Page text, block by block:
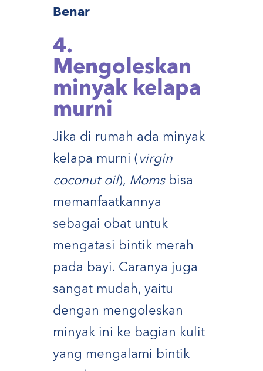
Benar
4.
Mengoleskan
minyak kelapa
murni
Jika di rumah ada minyak
kelapa murni ( virgin
coconut oil), Moms bisa
memanfaatkannya
sebagai obat untuk
mengatasi bintik merah
pada bayi. Caranya juga
sangat mudah, yaitu
dengan mengoleskan
minyak ini ke bagian kulit
yang mengalami bintik